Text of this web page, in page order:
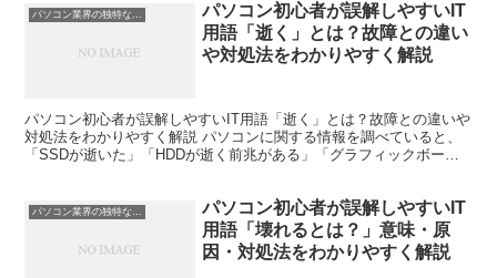
パソコン初心者が誤解しやすいIT
用語「逝く」とは？故障との違い
や対処法をわかりやすく解説
パソコン初心者が誤解しやすいIT用語「逝く」とは？故障との違いや
対処法をわかりやすく解説 パソコンに関する情報を調べていると、
「SSDが逝いた」「HDDが逝く前兆がある」「グラフィックボード
パソコン初心者が誤解しやすいIT
用語「壊れるとは？」意味・原
因・対処法をわかりやすく解説